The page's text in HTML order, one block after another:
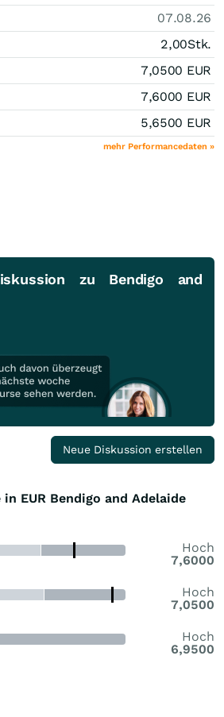
07.08.26
2,00Stk.
7,0500 EUR
7,6000 EUR
5,6500 EUR
mehr Performancedaten »
zu Bendigo and
Neue Diskussion erstellen
EUR Bendigo and Adelaide
Hoch
7,6000
Hoch
7,0500
Hoch
6,9500